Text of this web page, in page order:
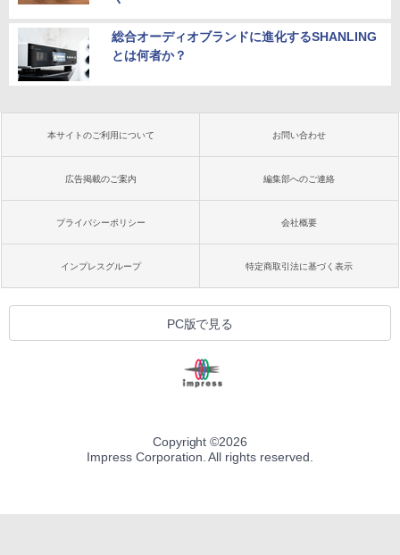
総合オーディオブランドに進化するSHANLING
とは何者か？
本サイトのご利用について お問い合わせ
広告掲載のご案内 編集部へのご連絡
プライバシーポリシー 会社概要
インプレスグループ 特定商取引法に基づく表示
PC版で見る
Copyright ©2026
Impress Corporation. All rights reserved.